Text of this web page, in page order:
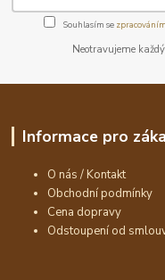
Souhlasím se
Neotravujeme
Informace pro
O nás / Kontakt
Obchodní podmínky
Cena dopravy
Odstoupení od